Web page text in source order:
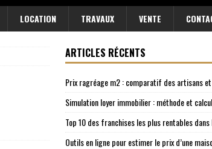
LOCATION TRAVAUX VENTE
ARTICLES RÉCENTS
Prix ragréage m2 : comparatif des artisans
Simulation loyer immobilier : méthode et
Top 10 des franchises les plus rentables
Outils en ligne pour estimer le prix d’une